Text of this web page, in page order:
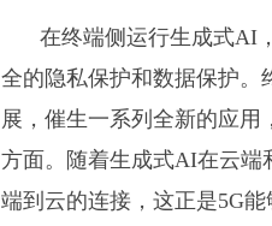
在终端侧运行生成式AI
全的隐私保护和数据保护
展，催生一系列全新的应
方面。随着生成式AI在云端
端到云的连接，这正是5G